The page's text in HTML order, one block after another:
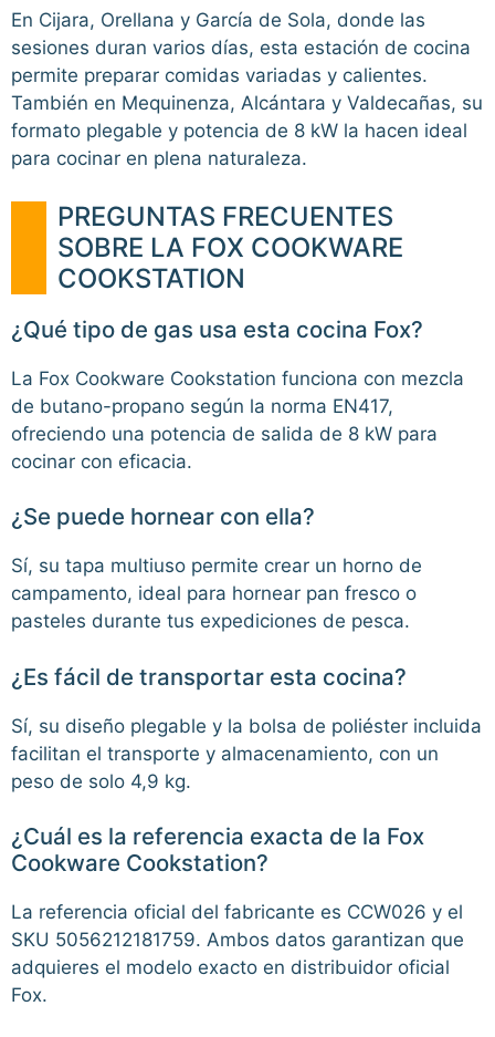
En Cijara, Orellana y García de Sola, donde las
sesiones duran varios días, esta estación de cocina
permite preparar comidas variadas y calientes.
También en Mequinenza, Alcántara y Valdecañas, su
formato plegable y potencia de 8 kW la hacen ideal
para cocinar en plena naturaleza.
PREGUNTAS FRECUENTES
SOBRE LA FOX COOKWARE
COOKSTATION
¿Qué tipo de gas usa esta cocina Fox?
La Fox Cookware Cookstation funciona con mezcla
de butano-propano según la norma EN417,
ofreciendo una potencia de salida de 8 kW para
cocinar con eficacia.
¿Se puede hornear con ella?
Sí, su tapa multiuso permite crear un horno de
campamento, ideal para hornear pan fresco o
pasteles durante tus expediciones de pesca.
¿Es fácil de transportar esta cocina?
Sí, su diseño plegable y la bolsa de poliéster incluida
facilitan el transporte y almacenamiento, con un
peso de solo 4,9 kg.
¿Cuál es la referencia exacta de la Fox
Cookware Cookstation?
La referencia oficial del fabricante es CCW026 y el
SKU 5056212181759. Ambos datos garantizan que
adquieres el modelo exacto en distribuidor oficial
Fox.